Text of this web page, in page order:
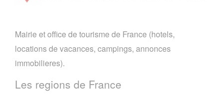
Mairie et office de tourisme de France (hotels,
locations de vacances, campings, annonces
immobilieres).
Les regions de France